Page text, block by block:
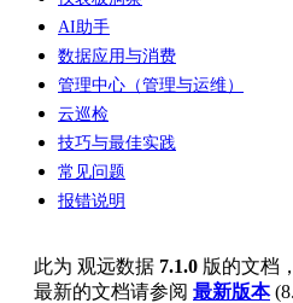
AI助手
数据应用与消费
管理中心（管理与运维）
云巡检
技巧与最佳实践
常见问题
报错说明
此为 观远数据 7.1.0 版的文档
最新的文档请参阅 最新版本(